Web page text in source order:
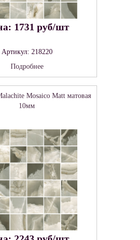
1731 руб/шт
Артикул: 218220
Подробнее
Mosaico Matt матовая
10мм